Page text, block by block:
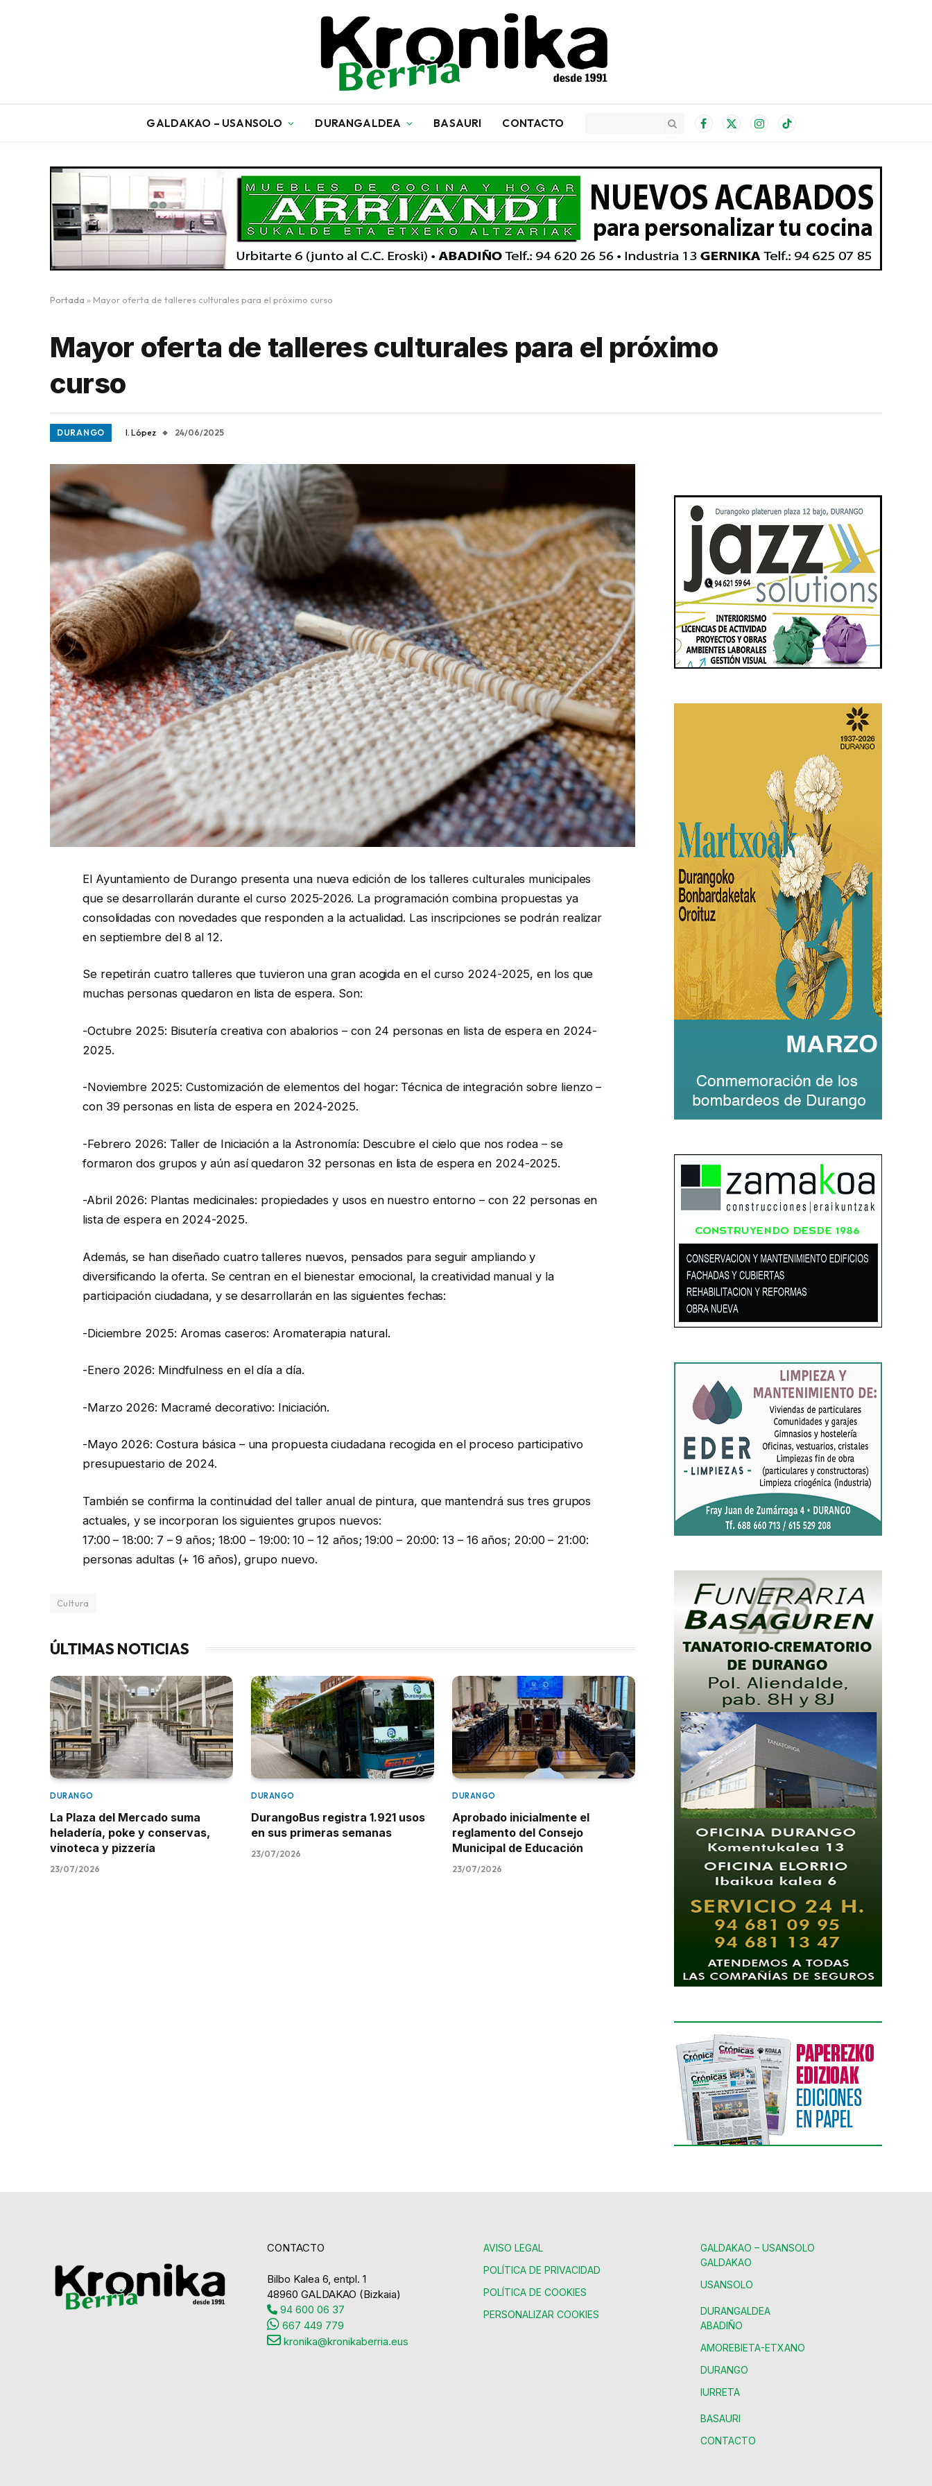
GALDAKAO – USANSOLO DURANGALDEA BASAURI CONTACTO Facebook
X
InstagramTikTok
Portada » Mayor oferta de talleres culturales para el próximo curso
Mayor oferta de talleres culturales para el próximo
curso
DURANGO I. López 24/06/2025
El Ayuntamiento de Durango presenta una nueva edición de los talleres culturales municipales
que se desarrollarán durante el curso 2025-2026. La programación combina propuestas ya
consolidadas con novedades que responden a la actualidad. Las inscripciones se podrán realizar
en septiembre del 8 al 12.
Se repetirán cuatro talleres que tuvieron una gran acogida en el curso 2024-2025, en los que
muchas personas quedaron en lista de espera. Son:
-Octubre 2025: Bisutería creativa con abalorios – con 24 personas en lista de espera en 2024-
2025.
-Noviembre 2025: Customización de elementos del hogar: Técnica de integración sobre lienzo –
con 39 personas en lista de espera en 2024-2025.
-Febrero 2026: Taller de Iniciación a la Astronomía: Descubre el cielo que nos rodea – se
formaron dos grupos y aún así quedaron 32 personas en lista de espera en 2024-2025.
-Abril 2026: Plantas medicinales: propiedades y usos en nuestro entorno – con 22 personas en
lista de espera en 2024-2025.
Además, se han diseñado cuatro talleres nuevos, pensados para seguir ampliando y
diversificando la oferta. Se centran en el bienestar emocional, la creatividad manual y la
participación ciudadana, y se desarrollarán en las siguientes fechas:
-Diciembre 2025: Aromas caseros: Aromaterapia natural.
-Enero 2026: Mindfulness en el día a día.
-Marzo 2026: Macramé decorativo: Iniciación.
-Mayo 2026: Costura básica – una propuesta ciudadana recogida en el proceso participativo
presupuestario de 2024.
También se confirma la continuidad del taller anual de pintura, que mantendrá sus tres grupos
actuales, y se incorporan los siguientes grupos nuevos:
17:00 – 18:00: 7 – 9 años; 18:00 – 19:00: 10 – 12 años; 19:00 – 20:00: 13 – 16 años; 20:00 – 21:00:
personas adultas (+ 16 años), grupo nuevo.
Cultura
ÚLTIMAS NOTICIAS
DURANGO
La Plaza del Mercado suma
heladería, poke y conservas,
vinoteca y pizzería
23/07/2026
DURANGO
DurangoBus registra 1.921 usos
en sus primeras semanas
23/07/2026
DURANGO
Aprobado inicialmente el
reglamento del Consejo
Municipal de Educación
23/07/2026
CONTACTO
Bilbo Kalea 6, entpl. 1
48960 GALDAKAO (Bizkaia)
94 600 06 37
667 449 779
kronika@kronikaberria.eus
AVISO LEGAL
POLÍTICA DE PRIVACIDAD
POLÍTICA DE COOKIES
PERSONALIZAR COOKIES
GALDAKAO – USANSOLO
GALDAKAO
USANSOLO
DURANGALDEA
ABADIÑO
AMOREBIETA-ETXANO
DURANGO
IURRETA
BASAURI
CONTACTO